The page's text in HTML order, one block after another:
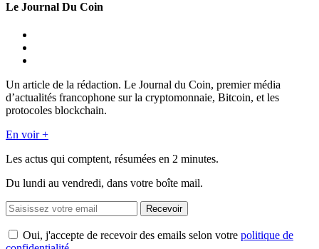
Le Journal Du Coin
Un article de la rédaction. Le Journal du Coin, premier média
d’actualités francophone sur la cryptomonnaie, Bitcoin, et les
protocoles blockchain.
En voir +
Les actus qui comptent, résumées en 2 minutes.
Du lundi au vendredi, dans votre boîte mail.
Recevoir
Oui, j'accepte de recevoir des emails selon votre politique de